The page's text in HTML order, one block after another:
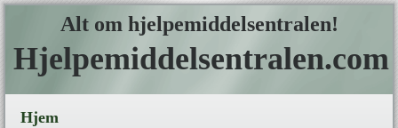
Alt om hjelpemiddelsentralen!
Hjelpemiddelsentralen.com
Hjem